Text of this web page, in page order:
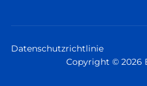
Datenschutzrichtlinie
Copyright © 2026